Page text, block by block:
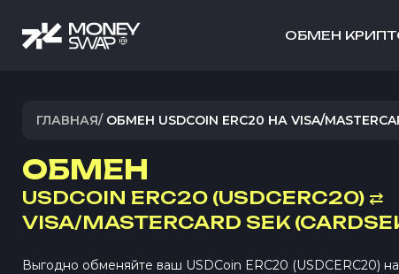
ОБМЕН
ГЛАВНАЯ/ ОБМЕН USDCOIN ERC20 НА VISA/
ОБМЕН
USDCOIN ERC20 (USDCERC20) ⇄
VISA/MASTERCARD SEK
Выгодно обменяйте ваш USDCoin ERC20 (USDCERC20)